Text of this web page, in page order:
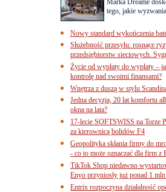
tego, jakie wyzwania
Nowy standard wykończenia
Służebność przesyłu: rosnące
przedsiębiorstw sieciowych.
Życie od wypłaty do wypłaty –
kontrolę nad swoimi finansami?
Wnętrza z duszą w stylu
Jedna decyzja, 20 lat komfortu
okna na lata?
17-lecie SOFTSWISS na Torze
za kierownicą bolidów F4
Geopolityka skłania firmy do
- co to może oznaczać dla firm z
TikTok Shop niedawno
Enyo przyniosły już ponad 1 mln
Entrix rozpoczyna działalność